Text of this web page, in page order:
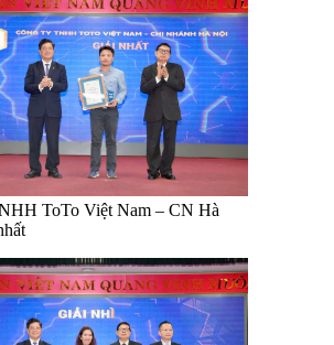
ToTo Việt Nam – CN Hà